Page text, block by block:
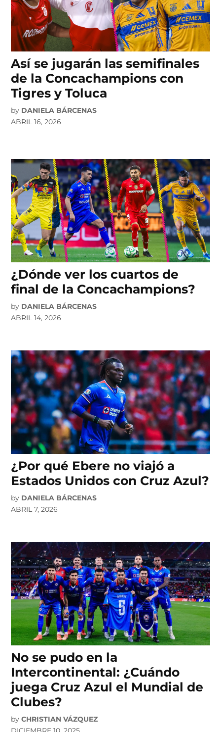
Así se jugarán las semifinales
de la Concachampions con
Tigres y Toluca
by DANIELA BÁRCENAS
ABRIL 16, 2026
¿Dónde ver los cuartos de
final de la Concachampions?
by DANIELA BÁRCENAS
ABRIL 14, 2026
¿Por qué Ebere no viajó a
Estados Unidos con Cruz Azul?
by DANIELA BÁRCENAS
ABRIL 7, 2026
No se pudo en la
Intercontinental: ¿Cuándo
juega Cruz Azul el Mundial de
Clubes?
by CHRISTIAN VÁZQUEZ